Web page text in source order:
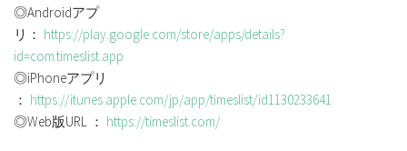
◎Androidアプ
リ： https://play.google.com/store/apps/details?
id=com.timeslist.app
◎iPhoneアプリ
： https://itunes.apple.com/jp/app/timeslist/id1130233641
◎Web版URL ： https://timeslist.com/